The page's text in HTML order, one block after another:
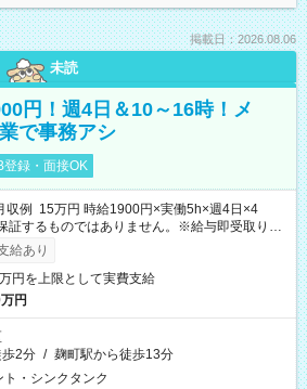
掲載日：2026.08.06
未読
円！週4日＆10～16時！メ
で事務アシ
登録・面接OK
例 15万円 時給1900円×実働5h×週4日×4
するものではありません。※給与即受取りサ
用条件有）
給あり
円を上限として実費支給
円
歩2分 / 麹町駅から徒歩13分
ト・シンクタンク